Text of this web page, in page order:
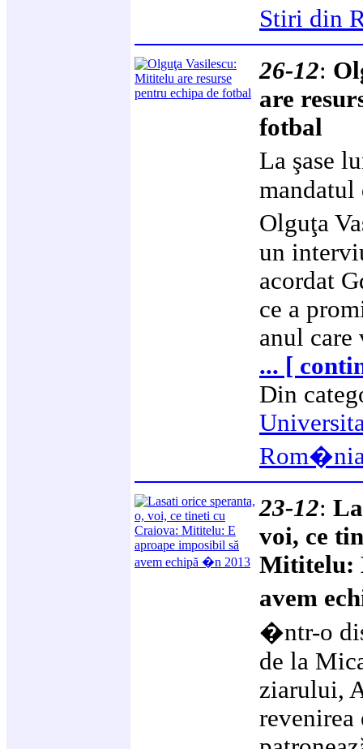
Stiri din
26-12:
are
fotbal
La şase
Olguţa
un
acordat
ce a
anul care
... [
Din
23-12:
voi, ce
Mititelu:
avem
�ntr-o
de la
ziarului,
revenirea